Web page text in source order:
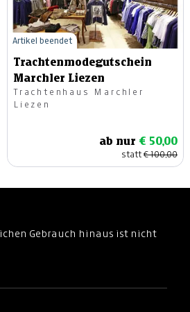
Trachtenmodegutschein
Marchler Liezen
Trachtenhaus Marchler
Liezen
ab nur € 50,00
statt€ 100,00
Artikel beendet
Gebrauch hinaus ist nicht